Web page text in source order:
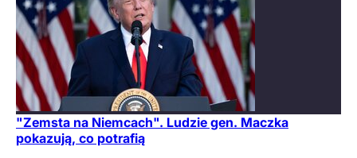
"Zemsta na Niemcach". Ludzie gen. Maczka
pokazują, co potrafią